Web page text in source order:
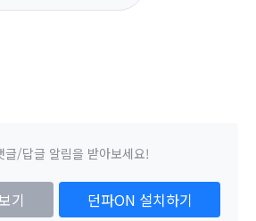
글/답글 알림을 받아보세요!
기 던파ON 설치하기